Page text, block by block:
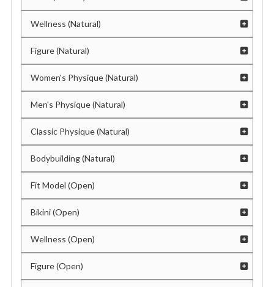
ースを使う器具の持ち込みはご遠慮ください。
コンテスト運営を妨害する行為やスポーツマンシップ
を逸脱した行為は退場処分となる可能性があります。
貴重品管理は個人の責任でお願いします。会場内での
動画撮影に関して
許可される機器：スマートフォン・タブレット端末の
みです。
ジンバル（スマホ用スタビライザー）の使用は許可対
象ですが、カメラ本体と一体になっている機材（カム
禁止事項：
ライブ配信（商標権に抵触します）
一脚・三脚を使用した撮影
周囲の観客に迷惑となる高さでの撮影
Wellness (Natural)
Figure (Natural)
Women's Physique (Natural)
Men's Physique (Natural)
Classic Physique (Natural)
Bodybuilding (Natural)
Fit Model (Open)
Bikini (Open)
Wellness (Open)
Figure (Open)